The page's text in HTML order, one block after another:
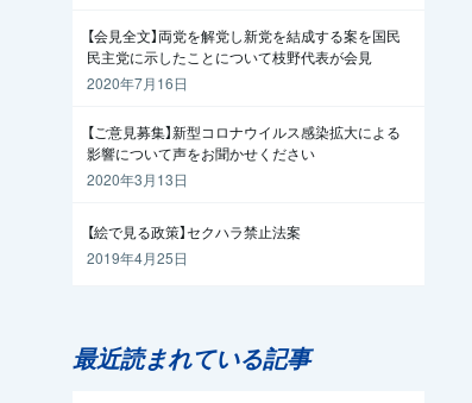
【会見全文】両党を解党し新党を結成する案を国民
民主党に示したことについて枝野代表が会見
2020年7月16日
【ご意見募集】新型コロナウイルス感染拡大による
影響について声をお聞かせください
2020年3月13日
【絵で見る政策】セクハラ禁止法案
2019年4月25日
最近読まれている記事